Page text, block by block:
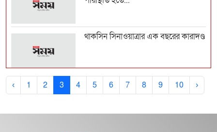
থাকসিন সিনাওয়াত্রার এক বছরের কারাদণ্ড
বিজয়ের কর্মীকে মারধরের অভিযোগ,
অভিনেতাসহ ১০ জনের ব...
‹ 1 2 3 4 5 6 7 8 9 10 ›